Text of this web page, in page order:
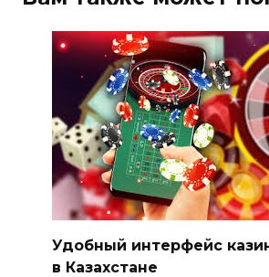
Удобный интерфейс
в Казахстане